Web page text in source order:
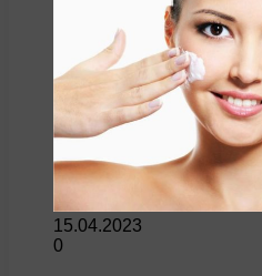
15.04.2023
0